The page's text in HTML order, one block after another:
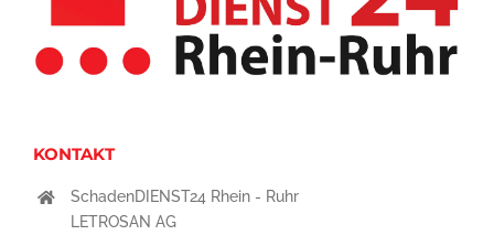
KONTAKT
SchadenDIENST24 Rhein - Ruhr
LETROSAN AG